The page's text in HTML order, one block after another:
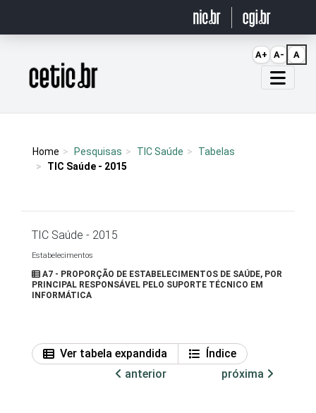
Página inicial
Home Pesquisas TIC Saúde
Tabelas
TIC Saúde - 2015
TIC Saúde - 2015
Estabelecimentos
A7 - PROPORÇÃO DE ESTABELECIMENTOS DE SAÚDE, POR
PRINCIPAL RESPONSÁVEL PELO SUPORTE TÉCNICO EM
INFORMÁTICA
Ver tabela expandida
Índice
anterior
próxima
A+ A- A